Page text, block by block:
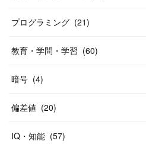
プログラミング (21)
教育・学問・学習 (60)
暗号 (4)
偏差値 (20)
IQ・知能 (57)